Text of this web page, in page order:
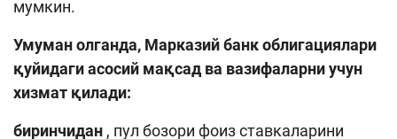
мумкин.
Умуман олганда, Марказий банк облигациялари
қуйидаги асосий мақсад ва вазифаларни учун
хизмат қилади:
биринчидан , пул бозори фоиз ставкаларини